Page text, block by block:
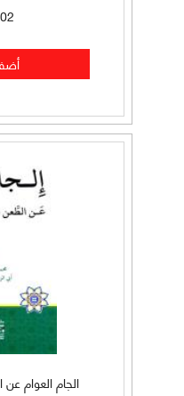
الجام العوام